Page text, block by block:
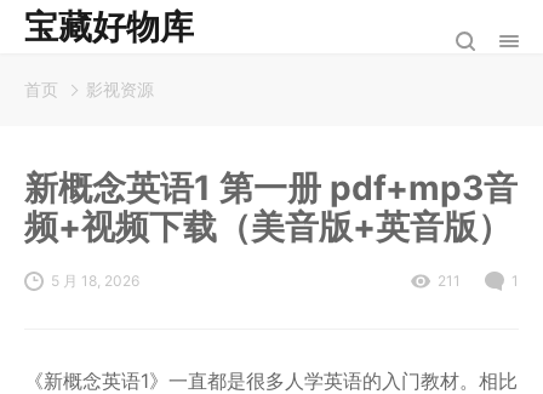
宝藏好物库
首页 影视资源
新概念英语1 第一册 pdf+mp3音
频+视频下载（美音版+英音版）
5 月 18, 2026 211 1
《新概念英语1》一直都是很多人学英语的入门教材。相比